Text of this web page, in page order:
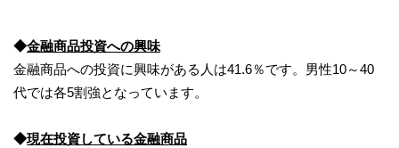
◆金融商品投資への興味
金融商品への投資に興味がある人は41.6％です。男性10～40
代では各5割強となっています。
◆現在投資している金融商品